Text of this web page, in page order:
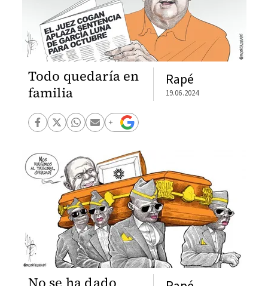
Todo quedaría en
familia
Rapé
19.06.2024
No se ha dado